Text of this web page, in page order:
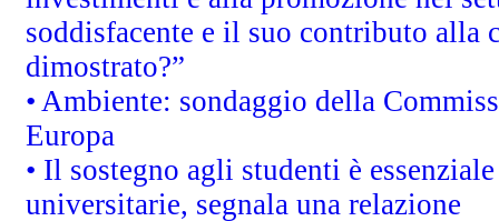
soddisfacente e il suo contributo
dimostrato?”
• Ambiente: sondaggio della
Europa
• Il sostegno agli studenti è
universitarie, segnala una relazione